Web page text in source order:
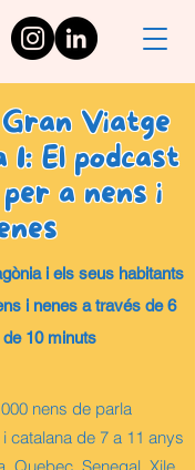
Viatge
1: El podcast
a nens i
i els seus habitants
i nenes a través de 6
10 minuts
nens de parla
catalana de 7 a 11 anys